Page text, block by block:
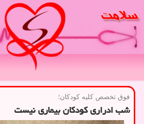
فوق تخصص كلیه كودكان؛
شب ادراری کودکان بیماری نیست